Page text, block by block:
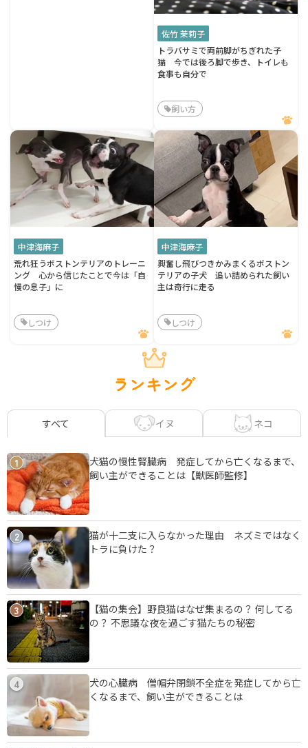
佐竹 茉莉子
トラバサミで両前脚がちぎれた子
猫 今では後ろ脚で歩き、トイレも
食事も自分で
飼い方
中津海麻子
荒れ狂うボストンテリアのトレーニ
ング 心から信じたことで今は「自
慢の息子」に
しつけ
中津海麻子
興奮し飛びつきかみまくるボストン
テリアの子犬 追い詰められた飼い
主は奇行に走る
しつけ
ランキング
すべて イヌ ネコ
1
犬猫の慢性腎臓病 発症してから亡くなるまで、
飼い主ができることは【獣医師監修】
2
猫が十二支に入らなかった理由 ネズミではなく
トラに負けた？
3
【猫の集会】野良猫はなぜ集まるの？ 何してる
の？ 不思議な夜を過ごす猫たちの秘密
4
犬の心臓病 僧帽弁閉鎖不全症を発症してから亡
くなるまで、飼い主ができることは